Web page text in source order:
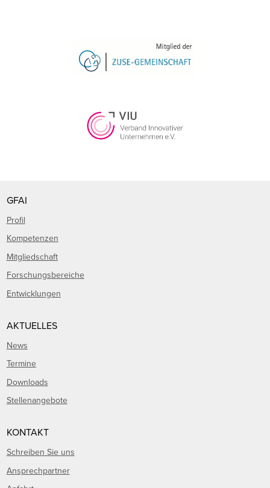
GFAI
Profil
Kompetenzen
Mitgliedschaft
Forschungsbereiche
Entwicklungen
AKTUELLES
News
Termine
Downloads
Stellenangebote
KONTAKT
Schreiben Sie uns
Ansprechpartner